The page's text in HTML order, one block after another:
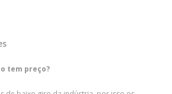
tem preço?